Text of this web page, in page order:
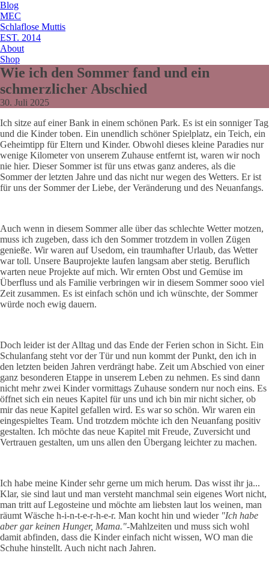
Blog
MEC
Schlaflose Muttis
EST. 2014
About
Shop
Wie ich den Sommer fand und ein
schmerzlicher Abschied
30. Juli 2025
Ich sitze auf einer Bank in einem schönen Park. Es ist ein sonniger Tag
und die Kinder toben. Ein unendlich schöner Spielplatz, ein Teich, ein
Geheimtipp für Eltern und Kinder. Obwohl dieses kleine Paradies nur
wenige Kilometer von unserem Zuhause entfernt ist, waren wir noch
nie hier. Dieser Sommer ist für uns etwas ganz anderes, als die
Sommer der letzten Jahre und das nicht nur wegen des Wetters. Er ist
für uns der Sommer der Liebe, der Veränderung und des Neuanfangs.
Auch wenn in diesem Sommer alle über das schlechte Wetter motzen,
muss ich zugeben, dass ich den Sommer trotzdem in vollen Zügen
genieße. Wir waren auf Usedom, ein traumhafter Urlaub, das Wetter
war toll. Unsere Bauprojekte laufen langsam aber stetig. Beruflich
warten neue Projekte auf mich. Wir ernten Obst und Gemüse im
Überfluss und als Familie verbringen wir in diesem Sommer sooo viel
Zeit zusammen. Es ist einfach schön und ich wünschte, der Sommer
würde noch ewig dauern.
Doch leider ist der Alltag und das Ende der Ferien schon in Sicht. Ein
Schulanfang steht vor der Tür und nun kommt der Punkt, den ich in
den letzten beiden Jahren verdrängt habe. Zeit um Abschied von einer
ganz besonderen Etappe in unserem Leben zu nehmen. Es sind dann
nicht mehr zwei Kinder vormittags Zuhause sondern nur noch eins. Es
öffnet sich ein neues Kapitel für uns und ich bin mir nicht sicher, ob
mir das neue Kapitel gefallen wird. Es war so schön. Wir waren ein
eingespieltes Team. Und trotzdem möchte ich den Neuanfang positiv
gestalten. Ich möchte das neue Kapitel mit Freude, Zuversicht und
Vertrauen gestalten, um uns allen den Übergang leichter zu machen.
Ich habe meine Kinder sehr gerne um mich herum. Das wisst ihr ja...
Klar, sie sind laut und man versteht manchmal sein eigenes Wort nicht,
man tritt auf Legosteine und möchte am liebsten laut los weinen, man
räumt Wäsche h-i-n-t-e-r-h-e-r. Man kocht hin und wieder"Ich habe
aber gar keinen Hunger, Mama."-Mahlzeiten und muss sich wohl
damit abfinden, dass die Kinder einfach nicht wissen, WO man die
Schuhe hinstellt. Auch nicht nach Jahren.